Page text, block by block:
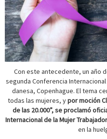
Con este antecedente, un año
segunda Conferencia
danesa, Copenhague. El tema
todas las mujeres, ypor moción
de las 20.000”, se proclamó
Internacional de la Mujer
en la